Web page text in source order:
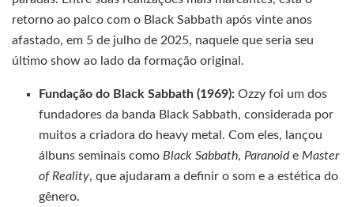
retorno ao palco com o Black Sabbath após vinte anos
afastado, em 5 de julho de 2025, naquele que seria seu
último show ao lado da formação original.
Fundação do Black Sabbath (1969): Ozzy foi um dos
fundadores da banda Black Sabbath, considerada por
muitos a criadora do heavy metal. Com eles, lançou
álbuns seminais como Black Sabbath, Paranoide Master
of Reality, que ajudaram a definir o som e a estética do
gênero.